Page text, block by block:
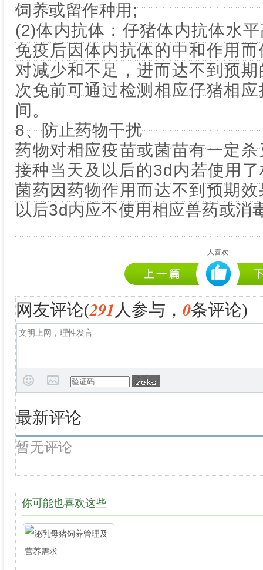
饲养或留作种用;
(2)体内抗体：仔猪体内抗体水
免疫后因体内抗体的中和作用
对减少和不足，进而达不到预
次免前可通过检测相应仔猪相
间。
8、防止药物干扰
药物对相应疫苗或菌苗有一定
接种当天及以后的3d内若使用
菌药因药物作用而达不到预期
以后3d内应不使用相应兽药或消
人喜欢
网友评论(291 人参与， 0条评论)
最新评论
暂无评论
你可能也喜欢这些